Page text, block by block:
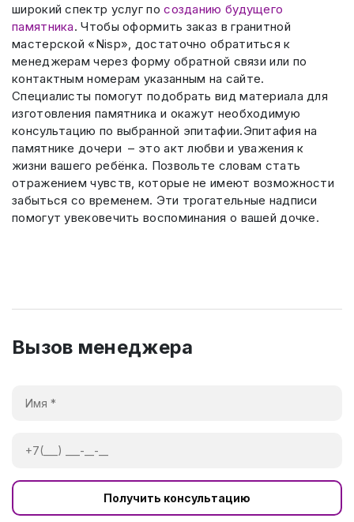
широкий спектр услуг посозданию будущего
памятника. Чтобы оформить заказ в гранитной
мастерской «Nisp», достаточно обратиться к
менеджерам через форму обратной связи или по
контактным номерам указанным на сайте.
Специалисты помогут подобрать вид материала для
изготовления памятника и окажут необходимую
консультацию по выбранной эпитафии.Эпитафия на
памятнике дочери – это акт любви и уважения к
жизни вашего ребёнка. Позвольте словам стать
отражением чувств, которые не имеют возможности
забыться со временем. Эти трогательные надписи
помогут увековечить воспоминания о вашей дочке.
Вызов менеджера
Получить консультацию